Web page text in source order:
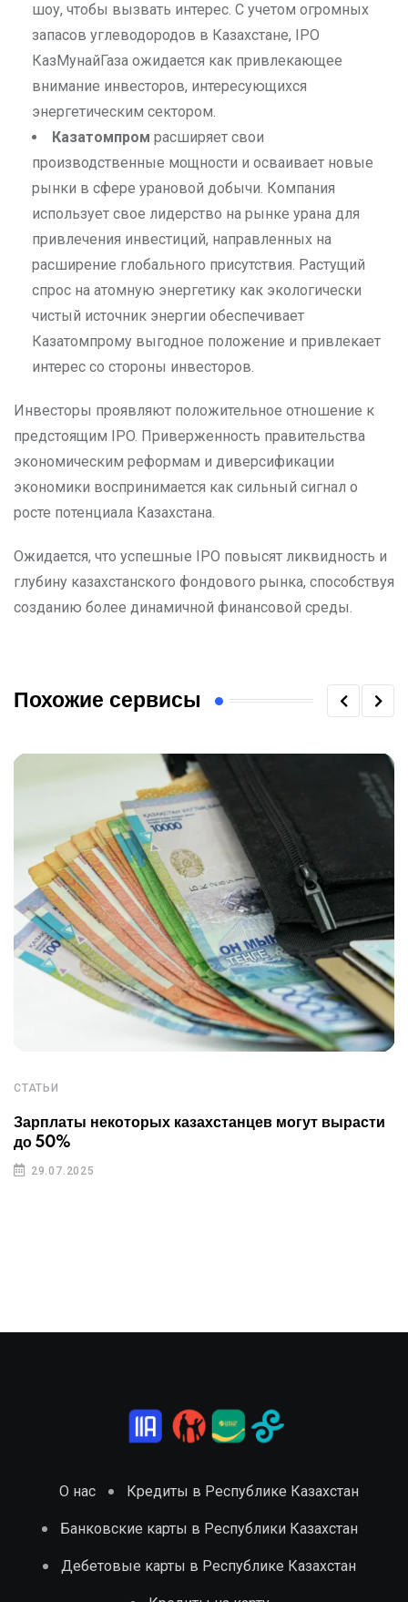
шоу, чтобы вызвать интерес. С учетом огромных
запасов углеводородов в Казахстане, IPO
КазМунайГаза ожидается как привлекающее
внимание инвесторов, интересующихся
энергетическим сектором.
Казатомпром расширяет свои
производственные мощности и осваивает новые
рынки в сфере урановой добычи. Компания
использует свое лидерство на рынке урана для
привлечения инвестиций, направленных на
расширение глобального присутствия. Растущий
спрос на атомную энергетику как экологически
чистый источник энергии обеспечивает
Казатомпрому выгодное положение и привлекает
интерес со стороны инвесторов.
Инвесторы проявляют положительное отношение к
предстоящим IPO. Приверженность правительства
экономическим реформам и диверсификации
экономики воспринимается как сильный сигнал о
росте потенциала Казахстана.
Ожидается, что успешные IPO повысят ликвидность и
глубину казахстанского фондового рынка, способствуя
созданию более динамичной финансовой среды.
Похожие сервисы
СТАТЬИ
Зарплаты некоторых казахстанцев могут вырасти
до 50%
29.07.2025
О нас Кредиты в Республике Казахстан
Банковские карты в Республики Казахстан
Дебетовые карты в Республике Казахстан